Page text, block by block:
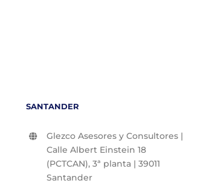
SANTANDER
Glezco Asesores y Consultores |
Calle Albert Einstein 18
(PCTCAN), 3ª planta | 39011
Santander